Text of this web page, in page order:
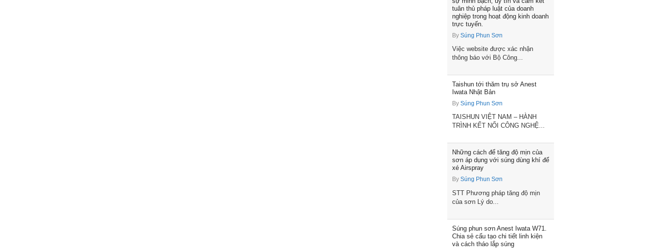
tuân thủ pháp luật của doanh
nghiệp trong hoạt động kinh doanh
trực tuyến.
By Súng Phun Sơn
Việc website được xác nhận
thông báo với Bộ Công...
Taishun tới thăm trụ sở Anest
Iwata Nhật Bản
By Súng Phun Sơn
TAISHUN VIỆT NAM – HÀNH
TRÌNH KẾT NỐI CÔNG NGHỆ...
Những cách để tăng độ mịn của
sơn áp dụng với súng dùng khí để
xé Airspray
By Súng Phun Sơn
STT Phương pháp tăng độ mịn
của sơn Lý do...
Súng phun sơn Anest Iwata W71.
Chia sẻ cấu tạo chi tiết linh kiện
và cách tháo lắp súng